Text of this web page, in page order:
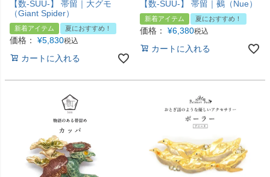
【数-SUU-】 帯留｜大グモ
（Giant Spider）
新着アイテム 夏におすすめ！
価格： ¥5,830税込
カートに入れる
【数-SUU-】 帯留｜鵺（Nue）
新着アイテム 夏におすすめ！
価格： ¥6,380税込
カートに入れる